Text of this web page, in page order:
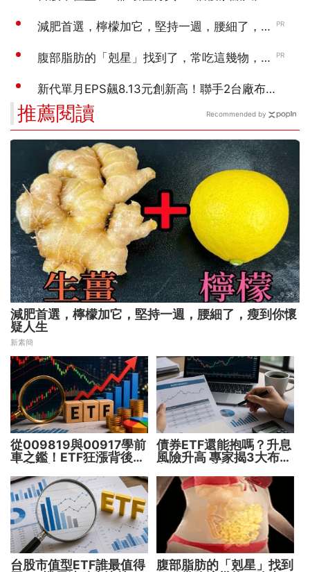
推薦閱讀
減肥首選，檸檬加它，堅持一週，腰細了，瘦到你懷
疑人生
新素簡
從009819與00917學前
車之鑑！ETF狂漲背後
債券ETF還能抱嗎？升息
風險升高 專家揭3大布局
台股市值型ETF誰最值得
腹部脂肪的「剋星」找到
Recommended by